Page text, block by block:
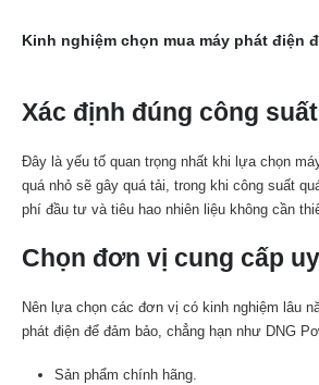
Kinh nghiệm chọn mua máy phát điện
Xác định đúng công suất
Đây là yếu tố quan trọng nhất khi lựa chọn
quá nhỏ sẽ gây quá tải, trong khi công suất
phí đầu tư và tiêu hao nhiên liệu không cần
Chọn đơn vị cung cấp
Nên lựa chọn các đơn vị có kinh nghiệm lâu
phát điện để đảm bảo, chẳng hạn như DNG
Sản phẩm chính hãng.